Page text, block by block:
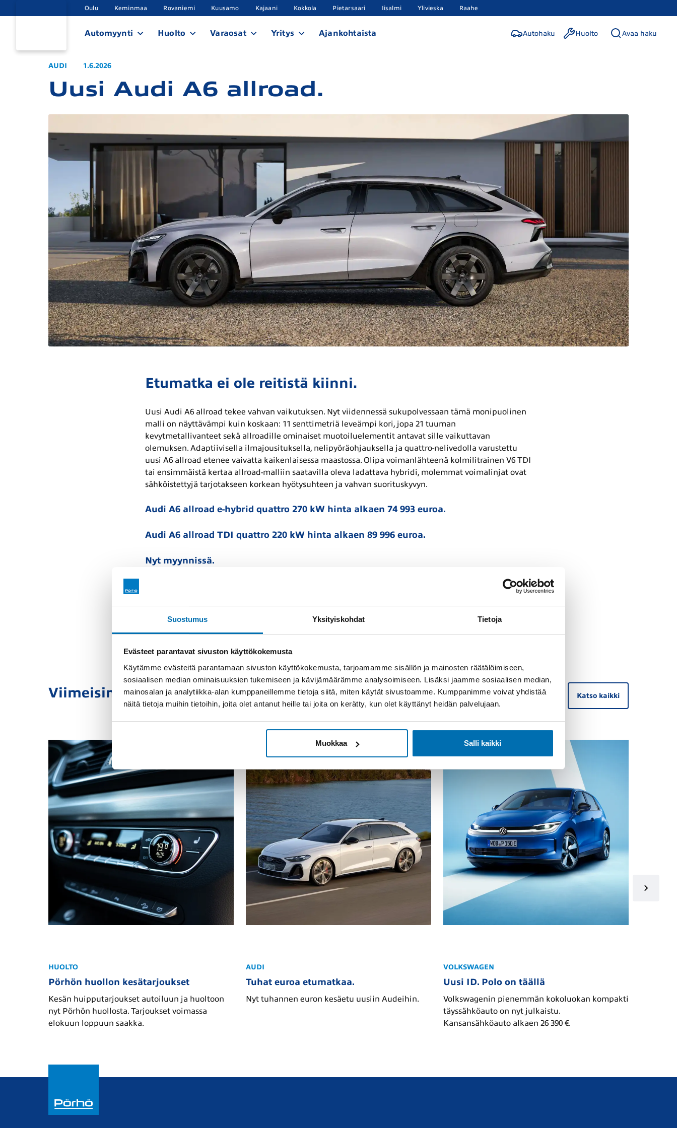
Suostumus Yksityiskohdat Tietoja
Evästeet parantavat sivuston käyttökokemusta
Käytämme evästeitä parantamaan sivuston käyttökokemusta, tarjoamamme sisällön ja mainosten räätälöimiseen,
sosiaalisen median ominaisuuksien tukemiseen ja kävijämäärämme analysoimiseen. Lisäksi jaamme sosiaalisen median,
mainosalan ja analytiikka-alan kumppaneillemme tietoja siitä, miten käytät sivustoamme. Kumppanimme voivat yhdistää
näitä tietoja muihin tietoihin, joita olet antanut heille tai joita on kerätty, kun olet käyttänyt heidän palvelujaan.
Muokkaa Salli kaikki
Oulu Keminmaa Rovaniemi Kuusamo Kajaani Kokkola Pietarsaari Iisalmi Ylivieska Raahe
Automyynti Huolto Varaosat Yritys Ajankohtaista Autohaku Huolto Avaa haku
AUDI 1.6.2026
Uusi Audi A6 allroad.
Etumatka ei ole reitistä kiinni.
Uusi Audi A6 allroad tekee vahvan vaikutuksen. Nyt viidennessä sukupolvessaan tämä monipuolinen
malli on näyttävämpi kuin koskaan: 11 senttimetriä leveämpi kori, jopa 21 tuuman
kevytmetallivanteet sekä allroadille ominaiset muotoiluelementit antavat sille vaikuttavan
olemuksen. Adaptiivisella ilmajousituksella, nelipyöräohjauksella ja quattro-nelivedolla varustettu
uusi A6 allroad etenee vaivatta kaikenlaisessa maastossa. Olipa voimanlähteenä kolmilitrainen V6 TDI
tai ensimmäistä kertaa allroad-malliin saatavilla oleva ladattava hybridi, molemmat voimalinjat ovat
sähköistettyjä tarjotakseen korkean hyötysuhteen ja vahvan suorituskyvyn.
Audi A6 allroad e-hybrid quattro 270 kW hinta alkaen 74 993 euroa.
Audi A6 allroad TDI quattro 220 kW hinta alkaen 89 996 euroa.
Nyt myynnissä.
Viimeisimmät kampanjat ja tarjoukset Katso kaikki
HUOLTO
Pörhön huollon kesätarjoukset
Kesän huipputarjoukset autoiluun ja huoltoon
nyt Pörhön huollosta. Tarjoukset voimassa
elokuun loppuun saakka.
AUDI
Tuhat euroa etumatkaa.
Nyt tuhannen euron kesäetu uusiin Audeihin.
VOLKSWAGEN
Uusi ID. Polo on täällä
Volkswagenin pienemmän kokoluokan kompakti
täyssähköauto on nyt julkaistu.
Kansansähköauto alkaen 26 390 €.